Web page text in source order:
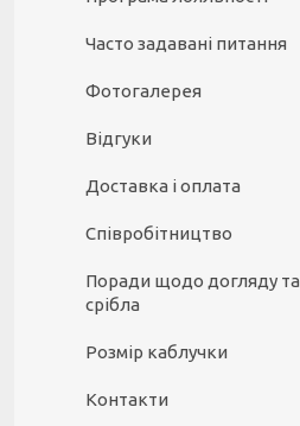
Часто задавані питання
Фотогалерея
Відгуки
Доставка і оплата
Співробітництво
Поради щодо догляду
срібла
Розмір каблучки
Контакти